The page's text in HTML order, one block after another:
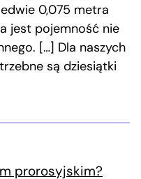
0,075 metra
jest pojemność nie
[…] Dla naszych
są dziesiątki
prorosyjskim?